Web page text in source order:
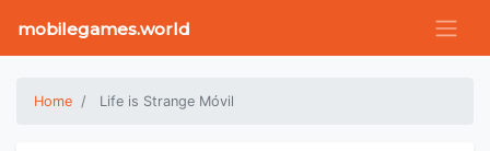
mobilegames.world
Home Life is Strange Móvil